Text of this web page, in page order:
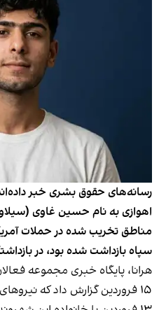
اهوازی به نام حسین غاوی
مناطق تخریب شده در حملات
سپاه بازداشت شده بود، در
هرانا، پایگاه خبری مجموعه
۱۵ فروردین گزارش داد که